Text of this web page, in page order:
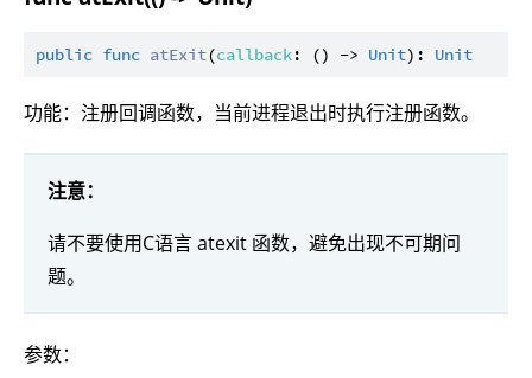
public func atExit(callback: () -> Unit): Unit
功能：注册回调函数，当前进程退出时执行注册函数。
注意：
请不要使用C语言 atexit 函数，避免出现不可期问
题。
参数：